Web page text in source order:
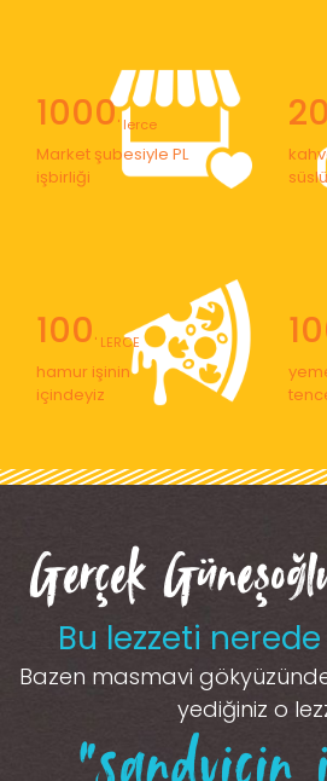
1000' lerce
Market şubesiyle PL
işbirliği
100' LERCE
hamur işinin
içindeyiz
Gerçek
Bu lezzeti
Bazen masmavi
yediğiniz o